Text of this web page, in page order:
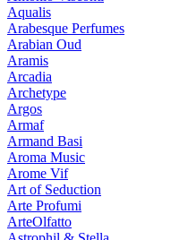
Aqualis
Arabesque Perfumes
Arabian Oud
Aramis
Arcadia
Archetype
Argos
Armaf
Armand Basi
Aroma Music
Arome Vif
Art of Seduction
Arte Profumi
ArteOlfatto